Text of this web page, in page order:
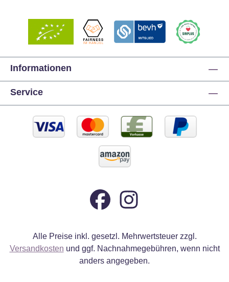
Informationen
Service
Alle Preise inkl. gesetzl. Mehrwertsteuer zzgl.
Versandkosten und ggf. Nachnahmegebühren, wenn nicht
anders angegeben.